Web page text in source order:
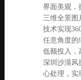
界面美观，
三维全景图
技术实现
任意角度的
低额投入，
深圳沙漠风
心处理，实